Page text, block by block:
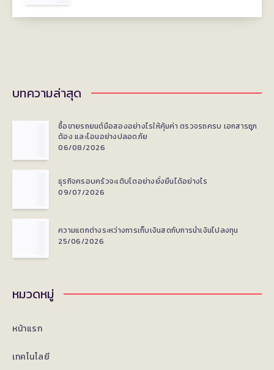
บทความล่าสุด
ซื้อขายรถยนต์มือสองอย่างไรให้คุ้มค่า ตรวจรถครบ เอกสารถูก
ต้อง และโอนอย่างปลอดภัย
06/08/2026
ธุรกิจครอบครัวจะเติบโตอย่างยั่งยืนได้อย่างไร
09/07/2026
ความแตกต่างระหว่างการเก็บเงินสดกับการนำเงินไปลงทุน
25/06/2026
หมวดหมู่
หน้าแรก
เทคโนโลยี